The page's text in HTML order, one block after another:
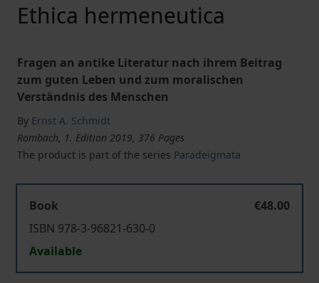
Ethica hermeneutica
Fragen an antike Literatur nach ihrem Beitrag
zum guten Leben und zum moralischen
Verständnis des Menschen
By Ernst A. Schmidt
Rombach, 1. Edition 2019, 376 Pages
The product is part of the series Paradeigmata
Book
€48.00
ISBN 978-3-96821-630-0
Available